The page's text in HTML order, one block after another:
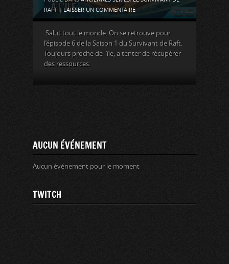
RAFT | LAISSER UN COMMENTAIRE
Salut tout le monde. On se retrouve pour
l’épisode 6 de la Saison 1 du Survivant de Raft.
Toujours proche de l’île, a tenter de récupérer
des ressources.
AUCUN ÉVÉNEMENT
Aucun événement pour le moment
TWITCH